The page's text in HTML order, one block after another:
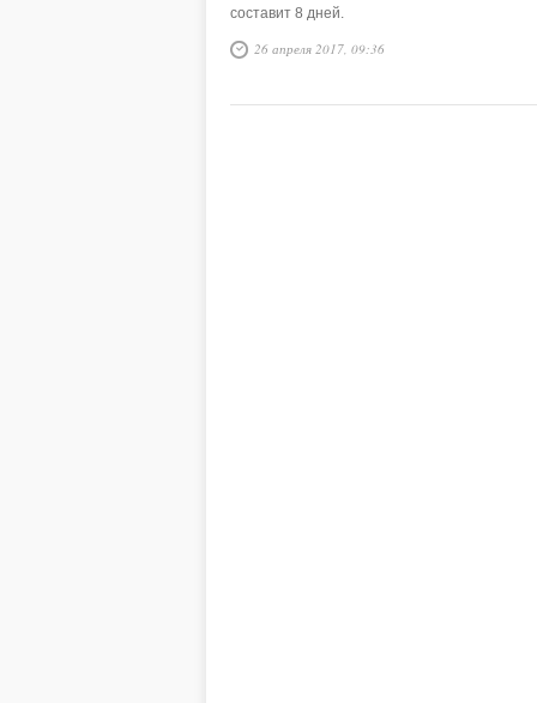
составит 8 дней.
26 апреля 2017, 09:36